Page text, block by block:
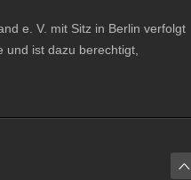
e. V. mit Sitz in Berlin verfolgt
ist dazu berechtigt,